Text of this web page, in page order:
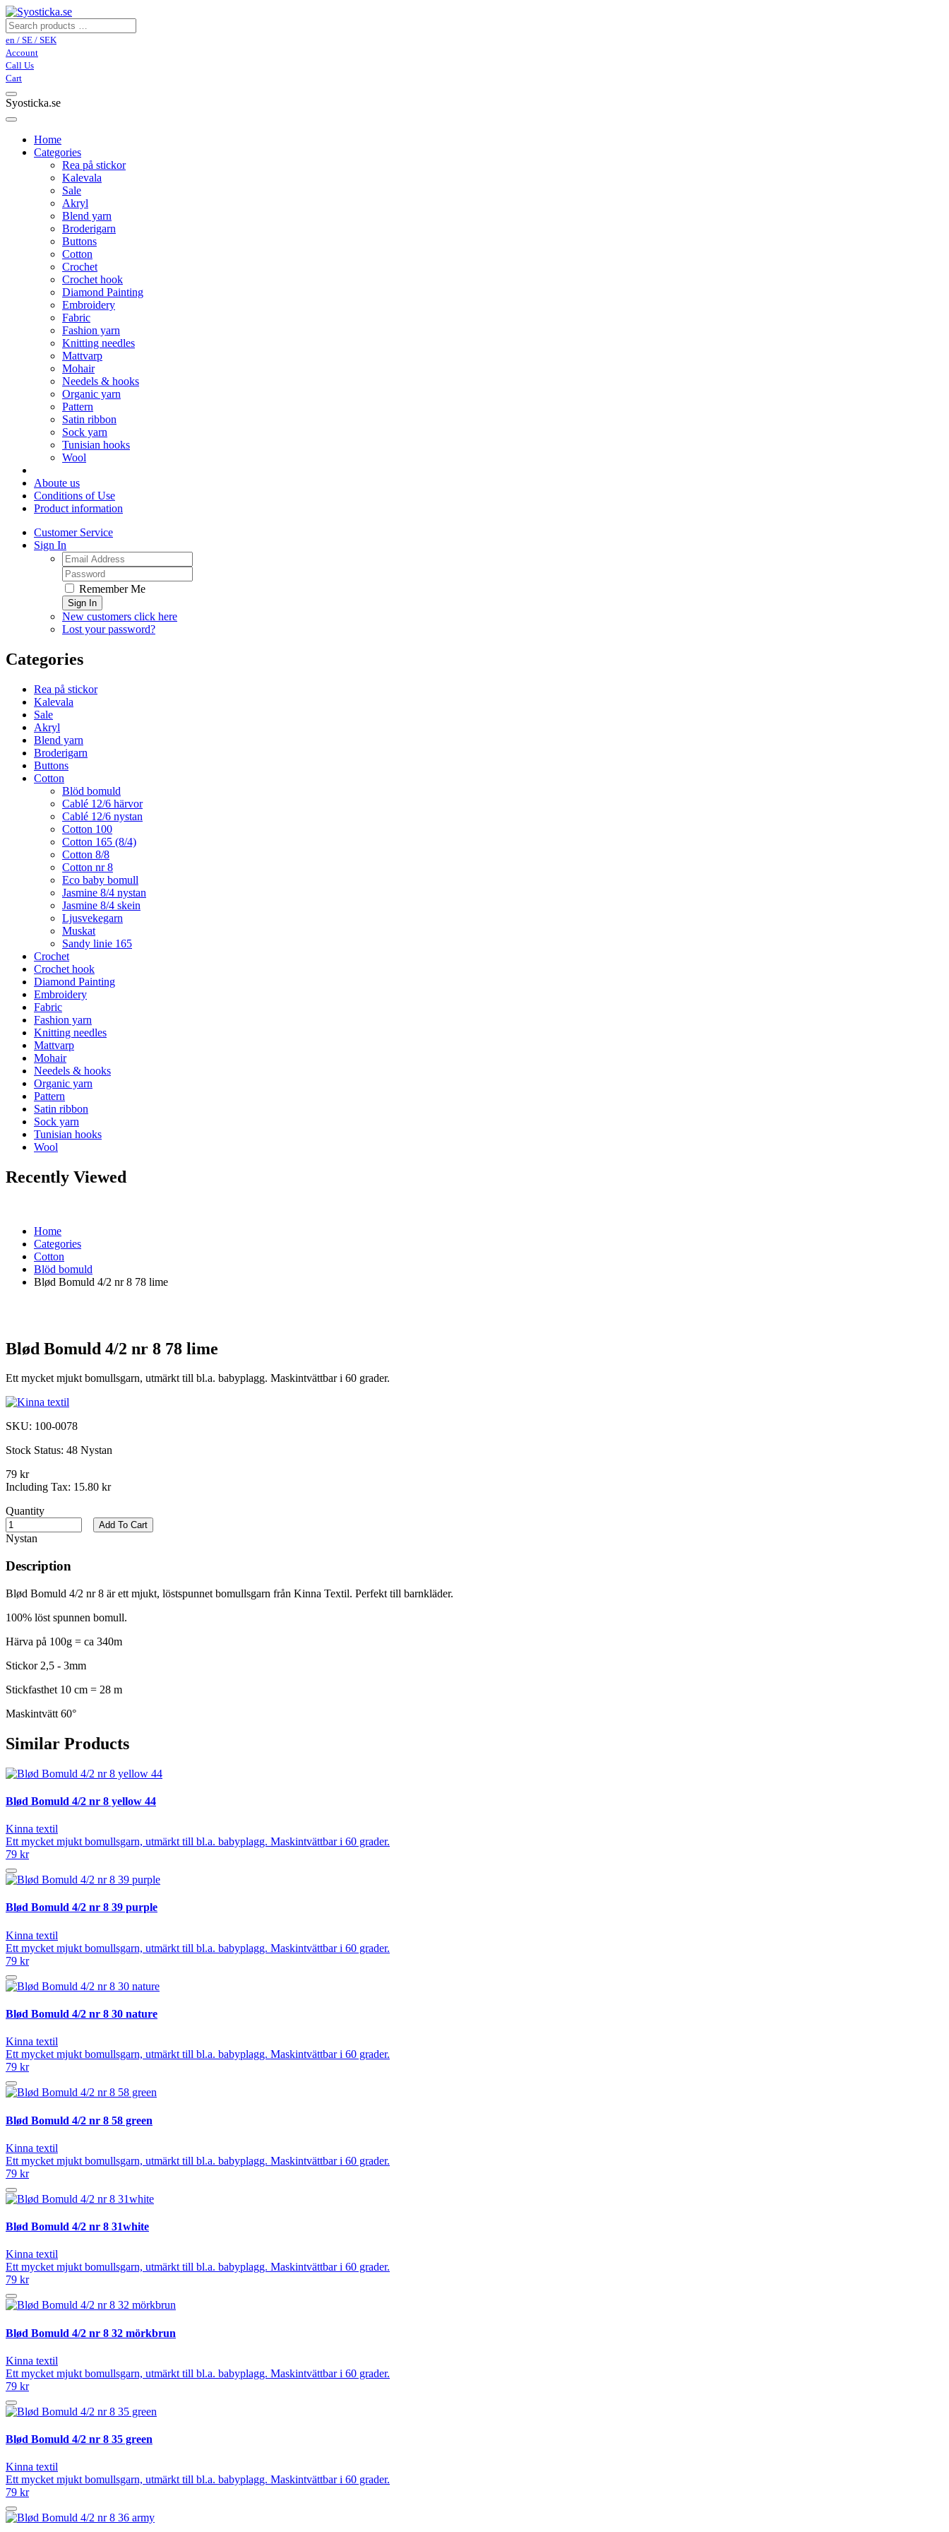
en / SE / SEK
Account
Call Us
Cart
Syosticka.se
Home
Categories
Rea på stickor
Kalevala
Sale
Akryl
Blend yarn
Broderigarn
Buttons
Cotton
Crochet
Crochet hook
Diamond Painting
Embroidery
Fabric
Fashion yarn
Knitting needles
Mattvarp
Mohair
Needels & hooks
Organic yarn
Pattern
Satin ribbon
Sock yarn
Tunisian hooks
Wool
Aboute us
Conditions of Use
Product information
Customer Service
Sign In
Remember Me
Sign In
New customers click here
Lost your password?
Categories
Rea på stickor
Kalevala
Sale
Akryl
Blend yarn
Broderigarn
Buttons
Cotton
Blöd bomuld
Cablé 12/6 härvor
Cablé 12/6 nystan
Cotton 100
Cotton 165 (8/4)
Cotton 8/8
Cotton nr 8
Eco baby bomull
Jasmine 8/4 nystan
Jasmine 8/4 skein
Ljusvekegarn
Muskat
Sandy linie 165
Crochet
Crochet hook
Diamond Painting
Embroidery
Fabric
Fashion yarn
Knitting needles
Mattvarp
Mohair
Needels & hooks
Organic yarn
Pattern
Satin ribbon
Sock yarn
Tunisian hooks
Wool
Recently Viewed
Home
Categories
Cotton
Blöd bomuld
Blød Bomuld 4/2 nr 8 78 lime
Blød Bomuld 4/2 nr 8 78 lime
Ett mycket mjukt bomullsgarn, utmärkt till bl.a. babyplagg. Maskintvättbar i 60 grader.
SKU: 100-0078
Stock Status: 48 Nystan
79 kr
Including Tax: 15.80 kr
Quantity
Nystan
Add To Cart
Description
Blød Bomuld 4/2 nr 8 är ett mjukt, löstspunnet bomullsgarn från Kinna Textil. Perfekt till barnkläder.
100% löst spunnen bomull.
Härva på 100g = ca 340m
Stickor 2,5 - 3mm
Stickfasthet 10 cm = 28 m
Maskintvätt 60°
Similar Products
Blød Bomuld 4/2 nr 8 yellow 44
Kinna textil
Ett mycket mjukt bomullsgarn, utmärkt till bl.a. babyplagg. Maskintvättbar i 60 grader.
79 kr
Blød Bomuld 4/2 nr 8 39 purple
Kinna textil
Ett mycket mjukt bomullsgarn, utmärkt till bl.a. babyplagg. Maskintvättbar i 60 grader.
79 kr
Blød Bomuld 4/2 nr 8 30 nature
Kinna textil
Ett mycket mjukt bomullsgarn, utmärkt till bl.a. babyplagg. Maskintvättbar i 60 grader.
79 kr
Blød Bomuld 4/2 nr 8 58 green
Kinna textil
Ett mycket mjukt bomullsgarn, utmärkt till bl.a. babyplagg. Maskintvättbar i 60 grader.
79 kr
Blød Bomuld 4/2 nr 8 31white
Kinna textil
Ett mycket mjukt bomullsgarn, utmärkt till bl.a. babyplagg. Maskintvättbar i 60 grader.
79 kr
Blød Bomuld 4/2 nr 8 32 mörkbrun
Kinna textil
Ett mycket mjukt bomullsgarn, utmärkt till bl.a. babyplagg. Maskintvättbar i 60 grader.
79 kr
Blød Bomuld 4/2 nr 8 35 green
Kinna textil
Ett mycket mjukt bomullsgarn, utmärkt till bl.a. babyplagg. Maskintvättbar i 60 grader.
79 kr